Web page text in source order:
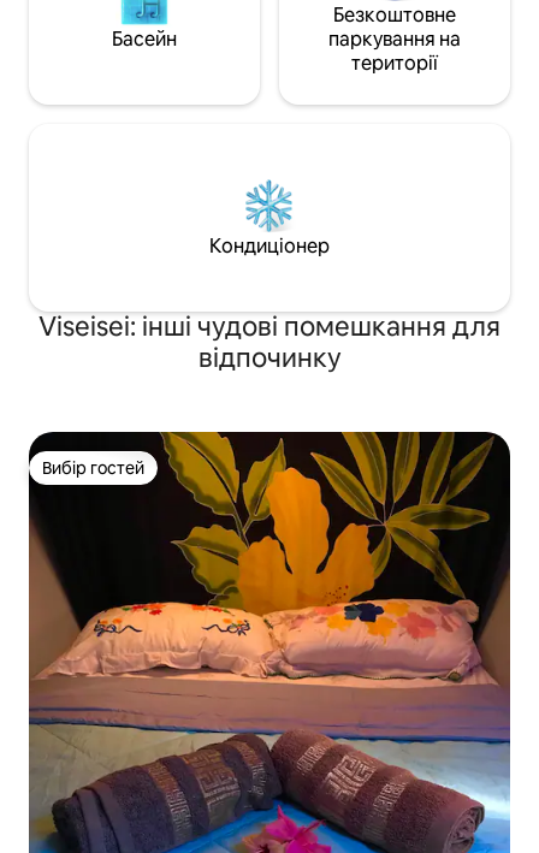
Басейн
Безкоштовне
паркування на
території
Кондиціонер
Viseisei: інші чудові помешкання для
відпочинку
Вибір гостей
Вибір гостей